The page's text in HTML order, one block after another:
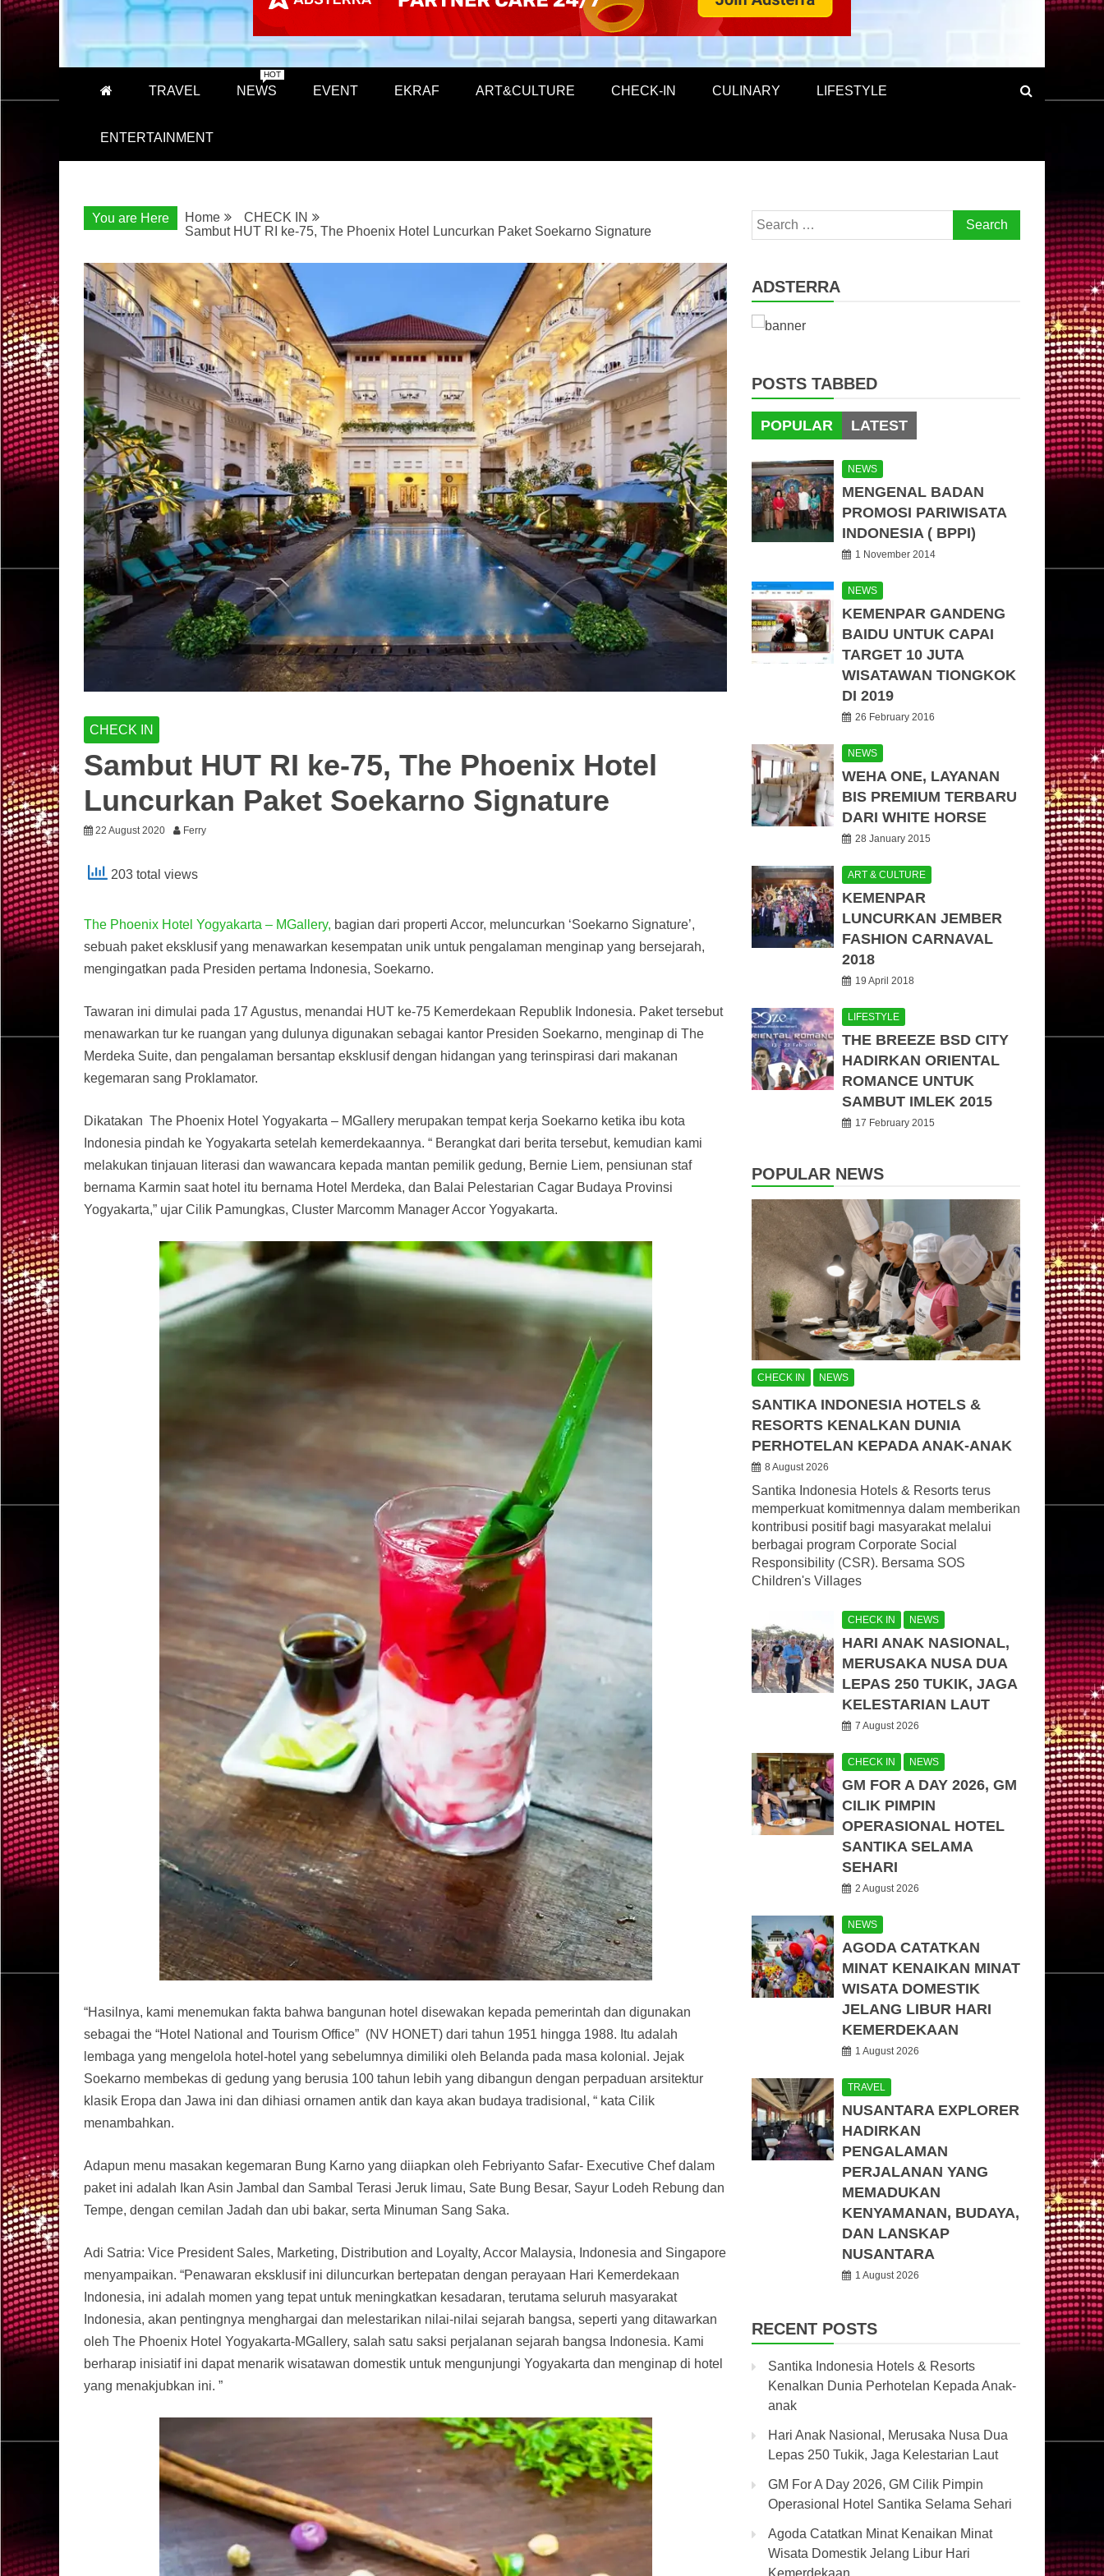
TRAVEL NEWS
HOT
EVENT EKRAF ART&CULTURE CHECK-IN CULINARY LIFESTYLE
ENTERTAINMENT
You are Here Home
CHECK IN
Sambut HUT RI ke-75, The Phoenix Hotel Luncurkan Paket Soekarno Signature
CHECK IN
Sambut HUT RI ke-75, The Phoenix Hotel
Luncurkan Paket Soekarno Signature
22 August 2020 Ferry
203 total views
The Phoenix Hotel Yogyakarta – MGallery, bagian dari properti Accor, meluncurkan ‘Soekarno Signature’,
sebuah paket eksklusif yang menawarkan kesempatan unik untuk pengalaman menginap yang bersejarah,
mengingatkan pada Presiden pertama Indonesia, Soekarno.
Tawaran ini dimulai pada 17 Agustus, menandai HUT ke-75 Kemerdekaan Republik Indonesia. Paket tersebut
menawarkan tur ke ruangan yang dulunya digunakan sebagai kantor Presiden Soekarno, menginap di The
Merdeka Suite, dan pengalaman bersantap eksklusif dengan hidangan yang terinspirasi dari makanan
kegemaran sang Proklamator.
Dikatakan The Phoenix Hotel Yogyakarta – MGallery merupakan tempat kerja Soekarno ketika ibu kota
Indonesia pindah ke Yogyakarta setelah kemerdekaannya. “ Berangkat dari berita tersebut, kemudian kami
melakukan tinjauan literasi dan wawancara kepada mantan pemilik gedung, Bernie Liem, pensiunan staf
bernama Karmin saat hotel itu bernama Hotel Merdeka, dan Balai Pelestarian Cagar Budaya Provinsi
Yogyakarta,” ujar Cilik Pamungkas, Cluster Marcomm Manager Accor Yogyakarta.
“Hasilnya, kami menemukan fakta bahwa bangunan hotel disewakan kepada pemerintah dan digunakan
sebagai the “Hotel National and Tourism Office” (NV HONET) dari tahun 1951 hingga 1988. Itu adalah
lembaga yang mengelola hotel-hotel yang sebelumnya dimiliki oleh Belanda pada masa kolonial. Jejak
Soekarno membekas di gedung yang berusia 100 tahun lebih yang dibangun dengan perpaduan arsitektur
klasik Eropa dan Jawa ini dan dihiasi ornamen antik dan kaya akan budaya tradisional, “ kata Cilik
menambahkan.
Adapun menu masakan kegemaran Bung Karno yang diiapkan oleh Febriyanto Safar- Executive Chef dalam
paket ini adalah Ikan Asin Jambal dan Sambal Terasi Jeruk limau, Sate Bung Besar, Sayur Lodeh Rebung dan
Tempe, dengan cemilan Jadah dan ubi bakar, serta Minuman Sang Saka.
Adi Satria: Vice President Sales, Marketing, Distribution and Loyalty, Accor Malaysia, Indonesia and Singapore
menyampaikan. “Penawaran eksklusif ini diluncurkan bertepatan dengan perayaan Hari Kemerdekaan
Indonesia, ini adalah momen yang tepat untuk meningkatkan kesadaran, terutama seluruh masyarakat
Indonesia, akan pentingnya menghargai dan melestarikan nilai-nilai sejarah bangsa, seperti yang ditawarkan
oleh The Phoenix Hotel Yogyakarta-MGallery, salah satu saksi perjalanan sejarah bangsa Indonesia. Kami
berharap inisiatif ini dapat menarik wisatawan domestik untuk mengunjungi Yogyakarta dan menginap di hotel
yang menakjubkan ini. ”
Search
for:
ADSTERRA
POSTS TABBED
POPULAR LATEST
NEWS
MENGENAL BADAN
PROMOSI PARIWISATA
INDONESIA ( BPPI)
1 November 2014
NEWS
KEMENPAR GANDENG
BAIDU UNTUK CAPAI
TARGET 10 JUTA
WISATAWAN TIONGKOK
DI 2019
26 February 2016
NEWS
WEHA ONE, LAYANAN
BIS PREMIUM TERBARU
DARI WHITE HORSE
28 January 2015
ART & CULTURE
KEMENPAR
LUNCURKAN JEMBER
FASHION CARNAVAL
2018
19 April 2018
LIFESTYLE
THE BREEZE BSD CITY
HADIRKAN ORIENTAL
ROMANCE UNTUK
SAMBUT IMLEK 2015
17 February 2015
POPULAR NEWS
CHECK IN NEWS
SANTIKA INDONESIA HOTELS &
RESORTS KENALKAN DUNIA
PERHOTELAN KEPADA ANAK-ANAK
8 August 2026
Santika Indonesia Hotels & Resorts terus
memperkuat komitmennya dalam memberikan
kontribusi positif bagi masyarakat melalui
berbagai program Corporate Social
Responsibility (CSR). Bersama SOS
Children's Villages
CHECK IN NEWS
HARI ANAK NASIONAL,
MERUSAKA NUSA DUA
LEPAS 250 TUKIK, JAGA
KELESTARIAN LAUT
7 August 2026
CHECK IN NEWS
GM FOR A DAY 2026, GM
CILIK PIMPIN
OPERASIONAL HOTEL
SANTIKA SELAMA
SEHARI
2 August 2026
NEWS
AGODA CATATKAN
MINAT KENAIKAN MINAT
WISATA DOMESTIK
JELANG LIBUR HARI
KEMERDEKAAN
1 August 2026
TRAVEL
NUSANTARA EXPLORER
HADIRKAN
PENGALAMAN
PERJALANAN YANG
MEMADUKAN
KENYAMANAN, BUDAYA,
DAN LANSKAP
NUSANTARA
1 August 2026
RECENT POSTS
Santika Indonesia Hotels & Resorts
Kenalkan Dunia Perhotelan Kepada Anak-
anak
Hari Anak Nasional, Merusaka Nusa Dua
Lepas 250 Tukik, Jaga Kelestarian Laut
GM For A Day 2026, GM Cilik Pimpin
Operasional Hotel Santika Selama Sehari
Agoda Catatkan Minat Kenaikan Minat
Wisata Domestik Jelang Libur Hari